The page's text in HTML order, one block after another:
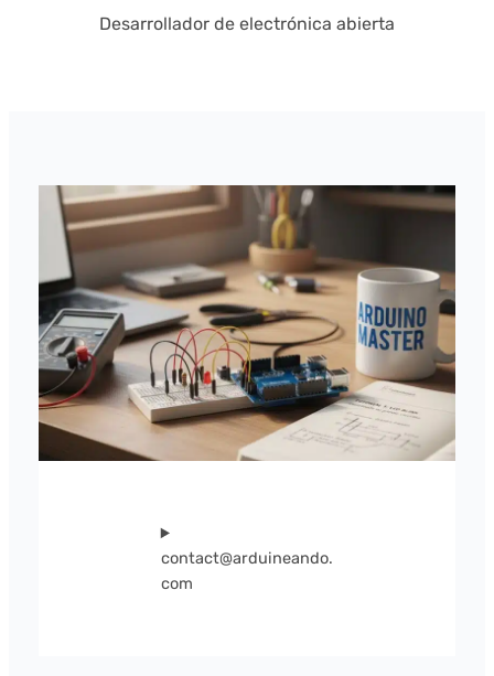
Desarrollador de electrónica abierta
contact@arduineando.
com